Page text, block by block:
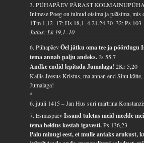
3. PÜHAPÄEV PÄRAST KOLMAINUPÜHA
Inimese Poeg on tulnud otsima ja päästma,
1Tm 1,12–17; Hs 18,1–4.21.24.30–32; Ps 103
Jutlus: Lk 19,1–10
6. PühapäevÕel jätku oma tee ja pöördugu
tema annab palju andeks.Js 55,7
Andke endid lepitada Jumalaga!2Kr 5,20
Kallis Jeesus Kristus, ma annan end Sinu
Jumalaga!
*
6. juuli 1415 – Jan Hus suri märtrina
7. EsmaspäevIssand tuletas meid meelde
tema heldus kestab igavesti.Ps 136,23
Palu minugi eest, et mulle antaks arukust,